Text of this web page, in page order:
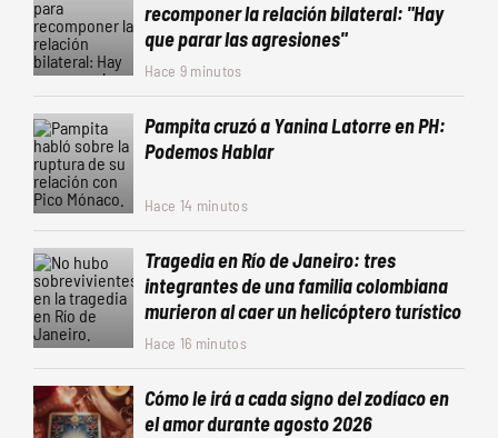
recomponer la relación bilateral: "Hay
que parar las agresiones"
Hace 9 minutos
Pampita cruzó a Yanina Latorre en PH:
Podemos Hablar
Hace 14 minutos
Tragedia en Río de Janeiro: tres
integrantes de una familia colombiana
murieron al caer un helicóptero turístico
Hace 16 minutos
Cómo le irá a cada signo del zodíaco en
el amor durante agosto 2026